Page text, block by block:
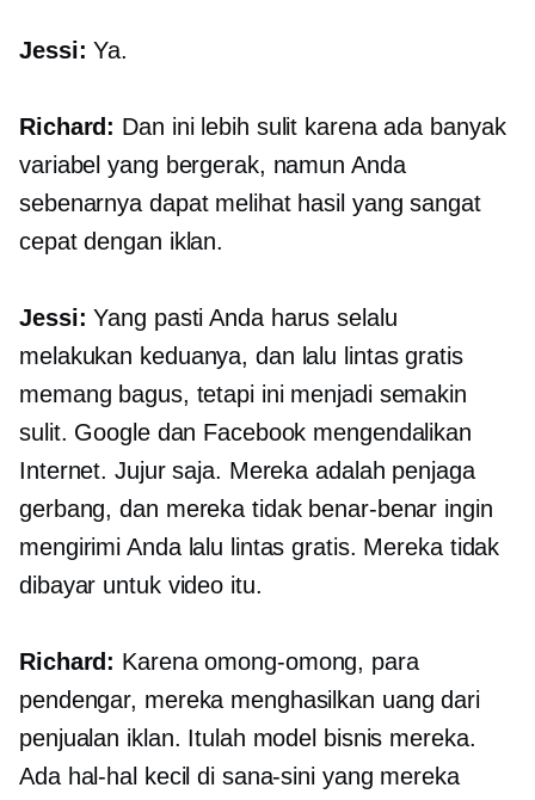
Jessi: Ya.
Richard: Dan ini lebih sulit karena ada banyak
variabel yang bergerak, namun Anda
sebenarnya dapat melihat hasil yang sangat
cepat dengan iklan.
Jessi: Yang pasti Anda harus selalu
melakukan keduanya, dan lalu lintas gratis
memang bagus, tetapi ini menjadi semakin
sulit. Google dan Facebook mengendalikan
Internet. Jujur saja. Mereka adalah penjaga
gerbang, dan mereka tidak benar-benar ingin
mengirimi Anda lalu lintas gratis. Mereka tidak
dibayar untuk video itu.
Richard: Karena omong-omong, para
pendengar, mereka menghasilkan uang dari
penjualan iklan. Itulah model bisnis mereka.
Ada hal-hal kecil di sana-sini yang mereka